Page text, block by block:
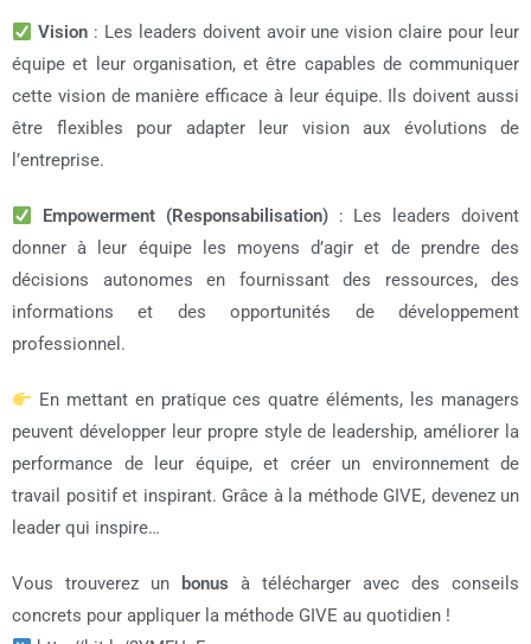
Vision : Les leaders doivent avoir une vision claire pour leur
équipe et leur organisation, et être capables de communiquer
cette vision de manière efficace à leur équipe. Ils doivent aussi
être flexibles pour adapter leur vision aux évolutions de
l’entreprise.
Empowerment (Responsabilisation): Les leaders doivent
donner à leur équipe les moyens d’agir et de prendre des
décisions autonomes en fournissant des ressources, des
informations et des opportunités de développement
professionnel.
En mettant en pratique ces quatre éléments, les managers
peuvent développer leur propre style de leadership, améliorer la
performance de leur équipe, et créer un environnement de
travail positif et inspirant. Grâce à la méthode GIVE, devenez un
leader qui inspire…
Vous trouverez un bonus à télécharger avec des conseils
concrets pour appliquer la méthode GIVE au quotidien !